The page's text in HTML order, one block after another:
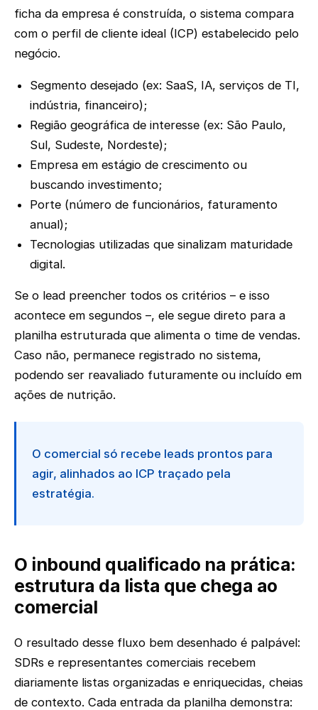
ficha da empresa é construída, o sistema compara
com o perfil de cliente ideal (ICP) estabelecido pelo
negócio.
Segmento desejado (ex: SaaS, IA, serviços de TI,
indústria, financeiro);
Região geográfica de interesse (ex: São Paulo,
Sul, Sudeste, Nordeste);
Empresa em estágio de crescimento ou
buscando investimento;
Porte (número de funcionários, faturamento
anual);
Tecnologias utilizadas que sinalizam maturidade
digital.
Se o lead preencher todos os critérios – e isso
acontece em segundos –, ele segue direto para a
planilha estruturada que alimenta o time de vendas.
Caso não, permanece registrado no sistema,
podendo ser reavaliado futuramente ou incluído em
ações de nutrição.
O comercial só recebe leads prontos para
agir, alinhados ao ICP traçado pela
estratégia.
O inbound qualificado na prática:
estrutura da lista que chega ao
comercial
O resultado desse fluxo bem desenhado é palpável:
SDRs e representantes comerciais recebem
diariamente listas organizadas e enriquecidas, cheias
de contexto. Cada entrada da planilha demonstra: